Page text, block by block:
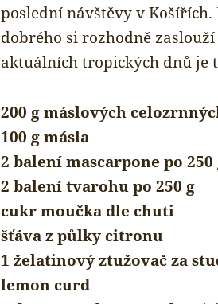
poslední návštěvy v
dobrého si rozhodně
aktuálních tropických dnů je
200 g máslových
100 g másla
2 balení mascarpone po 250
2 balení tvarohu po 250 g
cukr moučka dle chuti
šťáva z půlky citronu
1 želatinový ztužovač za
lemon curd